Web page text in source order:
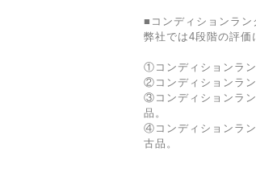
■コンディションラン
弊社では4段階の評価
①コンディションラ
②コンディションラ
③コンディションラ
品。
④コンディションラ
古品。